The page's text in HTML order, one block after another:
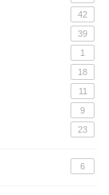
42
39
1
18
11
9
23
6